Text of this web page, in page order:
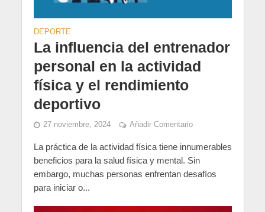
DEPORTE
La influencia del entrenador
personal en la actividad
física y el rendimiento
deportivo
27 noviembre, 2024 Añadir Comentario
La práctica de la actividad física tiene innumerables
beneficios para la salud física y mental. Sin
embargo, muchas personas enfrentan desafíos
para iniciar o...